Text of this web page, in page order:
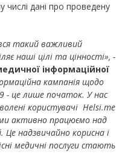
числі дані про проведену
такий важливий
наші цілі та цінності», -
інформаційної
кампанія щодо
- це лише початок. У нас
користувачі Helsi.me
активно працюємо над
надзвичайно корисна і
медичні послуги стають